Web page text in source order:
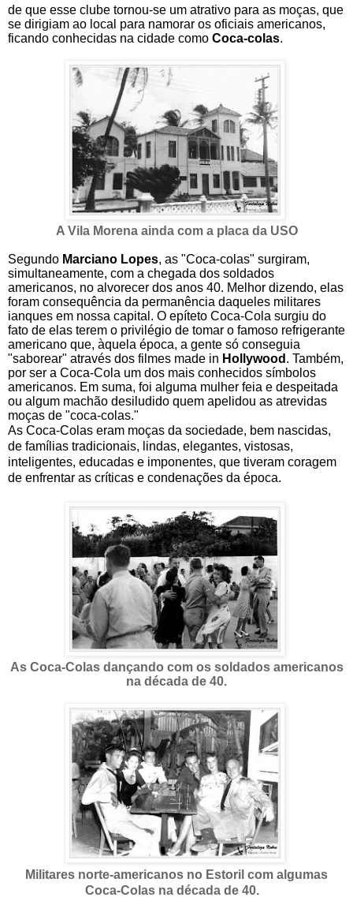
de que esse clube tornou-se um atrativo para as moças, que
se dirigiam ao local para namorar os oficiais americanos,
ficando conhecidas na cidade como Coca-colas.
A Vila Morena ainda com a placa da USO
Segundo Marciano Lopes, as "Coca-colas" surgiram,
simultaneamente, com a chegada dos soldados
americanos, no alvorecer dos anos 40. Melhor dizendo, elas
foram consequência da permanência daqueles militares
ianques em nossa capital. O epíteto Coca-Cola surgiu do
fato de elas terem o privilégio de tomar o famoso refrigerante
americano que, àquela época, a gente só conseguia
"saborear" através dos filmes made in Hollywood . Também,
por ser a Coca-Cola um dos mais conhecidos símbolos
americanos. Em suma, foi alguma mulher feia e despeitada
ou algum machão desiludido quem apelidou as atrevidas
moças de "coca-colas."
As Coca-Colas eram moças da sociedade, bem nascidas,
de famílias tradicionais, lindas, elegantes, vistosas,
inteligentes, educadas e imponentes, que tiveram coragem
de enfrentar as críticas e condenações da época.
As Coca-Colas dançando com os soldados americanos
na década de 40.
Militares norte-americanos no Estoril com algumas
Coca-Colas na década de 40.